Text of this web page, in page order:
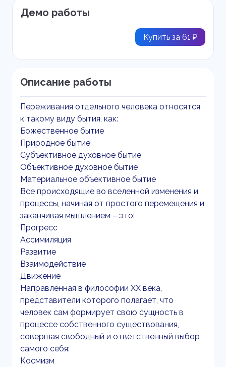
Демо работы
Купить за 61 ₽
Описание работы
Переживания отдельного человека относятся
к такому виду бытия, как:
Божественное бытие
Природное бытие
Субъективное духовное бытие
Объективное духовное бытие
Материальное объективное бытие
Все происходящие во вселенной изменения и
процессы, начиная от простого перемещения и
заканчивая мышлением – это:
Прогресс
Ассимиляция
Развитие
Взаимодействие
Движение
Направленная в философии ХХ века,
представители которого полагает, что
человек сам формирует свою сущность в
процессе собственного существования,
совершая свободный и ответственный выбор
самого себя:
Космизм